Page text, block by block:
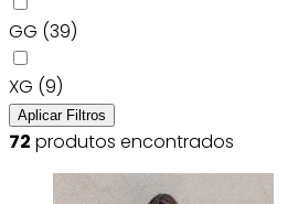
GG (39)
XG (9)
Aplicar Filtros
72 produtos encontrados